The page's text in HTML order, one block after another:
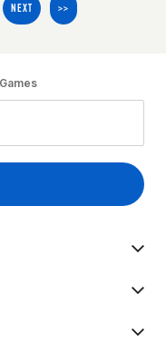
NEXT >>